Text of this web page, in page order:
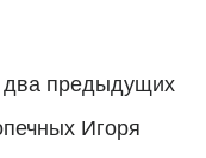
два предыдущих
Игоря